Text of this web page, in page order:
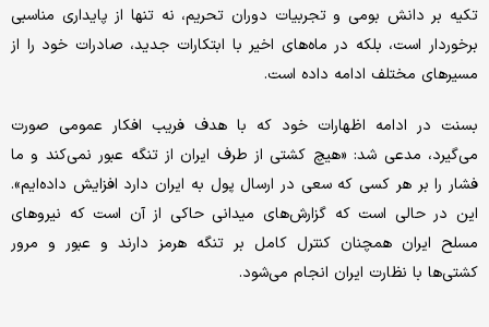
تکیه بر دانش بومی و تجربیات دوران تحریم، نه تنها از پایداری مناسبی
برخوردار است، بلکه در ماه‌های اخیر با ابتکارات جدید، صادرات خود را از
مسیرهای مختلف ادامه داده است.
بسنت در ادامه اظهارات خود که با هدف فریب افکار عمومی صورت
می‌گیرد، مدعی شد: «هیچ کشتی از طرف ایران از تنگه عبور نمی‌کند و ما
فشار را بر هر کسی که سعی در ارسال پول به ایران دارد افزایش داده‌ایم».
این در حالی است که گزارش‌های میدانی حاکی از آن است که نیروهای
مسلح ایران همچنان کنترل کامل بر تنگه هرمز دارند و عبور و مرور
کشتی‌ها با نظارت ایران انجام می‌شود.